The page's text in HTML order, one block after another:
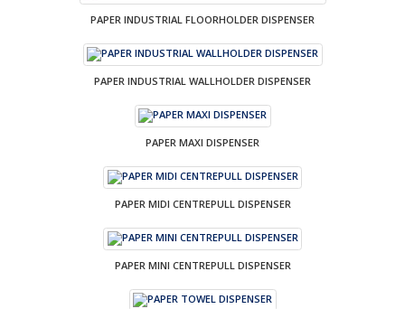
PAPER INDUSTRIAL FLOORHOLDER DISPENSER
PAPER INDUSTRIAL WALLHOLDER DISPENSER
PAPER MAXI DISPENSER
PAPER MIDI CENTREPULL DISPENSER
PAPER MINI CENTREPULL DISPENSER